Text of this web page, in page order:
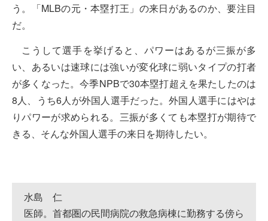
う。「MLBの元・本塁打王」の来日があるのか、要注目
だ。
こうして選手を挙げると、パワーはあるが三振が多
い、あるいは速球には強いが変化球に弱いタイプの打者
が多くなった。今季NPBで30本塁打超えを果たしたのは
8人、うち6人が外国人選手だった。外国人選手にはやは
りパワーが求められる。三振が多くても本塁打が期待で
きる、そんな外国人選手の来日を期待したい。
水島 仁
医師。首都圏の民間病院の救急病棟に勤務する傍ら